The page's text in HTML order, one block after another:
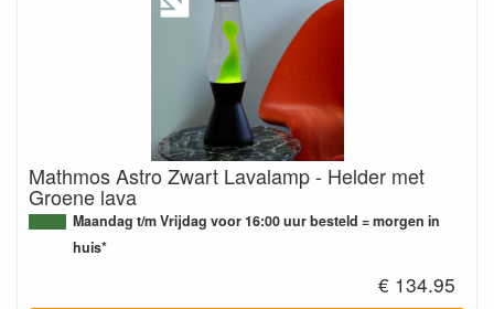
Mathmos Astro Zwart Lavalamp - Helder met
Groene lava
Maandag t/m Vrijdag voor 16:00 uur besteld = morgen in
huis*
€ 134.95